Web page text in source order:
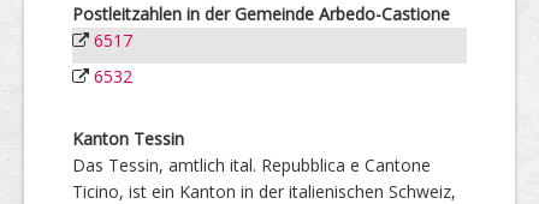
Postleitzahlen in der Gemeinde Arbedo-Castione
6517
6532
Kanton Tessin
Das Tessin, amtlich ital. Repubblica e Cantone
Ticino, ist ein Kanton in der italienischen Schweiz,